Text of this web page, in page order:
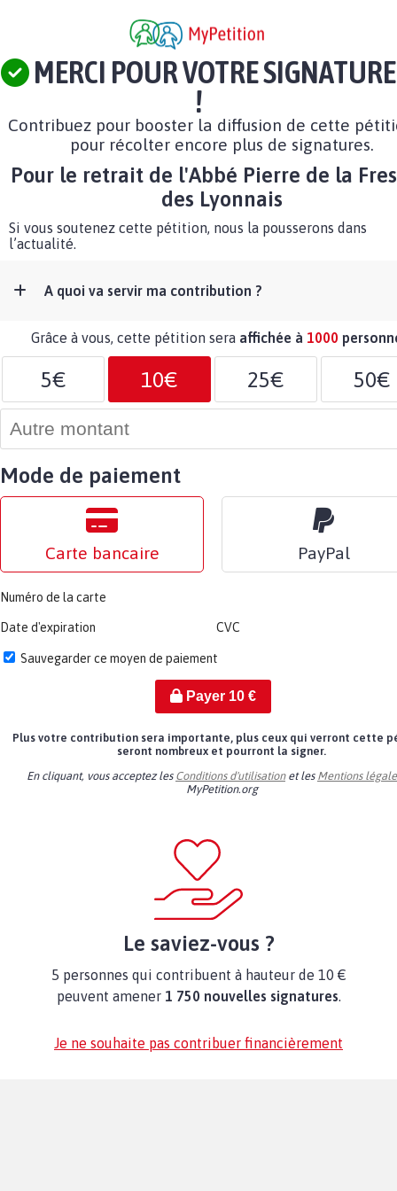
MERCI POUR VOTRE SIGNATURE
!
Contribuez pour booster la diffusion de cette
pour récolter encore plus de signatures.
Pour le retrait de l'Abbé Pierre de la
des Lyonnais
Si vous soutenez cette pétition, nous la pousserons dans
l’actualité.
A quoi va servir ma contribution ?
Grâce à vous, cette pétition sera affichée à 1000
5€ 10€ 25€ 50€
Mode de paiement
Carte bancaire PayPal
Numéro de la carte
Date d'expiration CVC
Sauvegarder ce moyen de paiement
Payer 10€
Plus votre contribution sera importante, plus ceux qui verront cette
seront nombreux et pourront la signer.
En cliquant, vous acceptez les Conditions d'utilisationet les Mentions
MyPetition.org
Le saviez-vous ?
5 personnes qui contribuent à hauteur de 10 €
peuvent amener 1 750 nouvelles signatures.
Je ne souhaite pas contribuer financièrement